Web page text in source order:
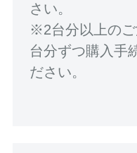
さい。
※2台分以上の
台分ずつ購入手
ださい。